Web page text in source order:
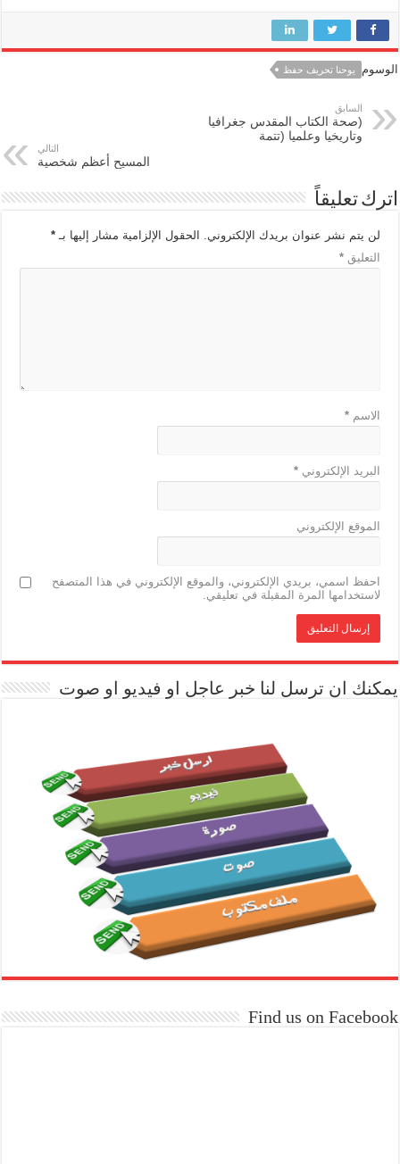
الوسوم يوحنا تحريف حفظ
السابق
(صحة الكتاب المقدس جغرافيا
وتاريخيا وعلميا (تتمة
التالي
المسيح أعظم شخصية
اترك تعليقاً
لن يتم نشر عنوان بريدك الإلكتروني. الحقول الإلزامية مشار إليها بـ*
التعليق*
الاسم*
البريد الإلكتروني*
الموقع الإلكتروني
احفظ اسمي، بريدي الإلكتروني، والموقع الإلكتروني في هذا المتصفح
لاستخدامها المرة المقبلة في تعليقي.
يمكنك ان ترسل لنا خبر عاجل او فيديو او صوت
Find us on Facebook